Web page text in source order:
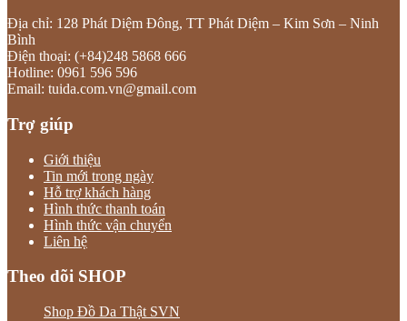
Địa chỉ: 128 Phát Diệm Đông, TT Phát Diệm – Kim Sơn – Ninh
Bình
Điện thoại: (+84)248 5868 666
Hotline: 0961 596 596
Email: tuida.com.vn@gmail.com
Trợ giúp
Giới thiệu
Tin mới trong ngày
Hỗ trợ khách hàng
Hình thức thanh toán
Hình thức vận chuyển
Liên hệ
Theo dõi SHOP
Shop Đồ Da Thật SVN